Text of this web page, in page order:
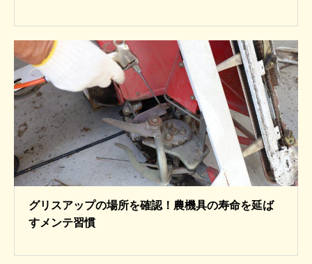
グリスアップの場所を確認！農機具の寿命を延ば
すメンテ習慣